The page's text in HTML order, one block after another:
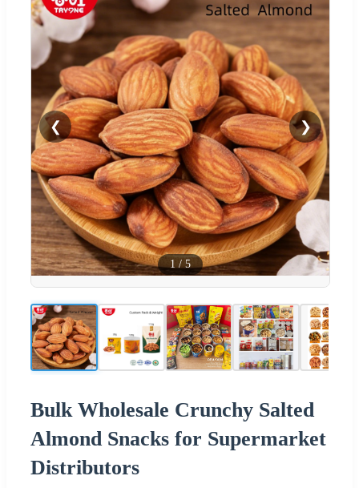
❮ ❯
1 / 5
Bulk Wholesale Crunchy Salted
Almond Snacks for Supermarket
Distributors